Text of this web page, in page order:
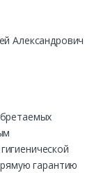
Александрович
гарантию